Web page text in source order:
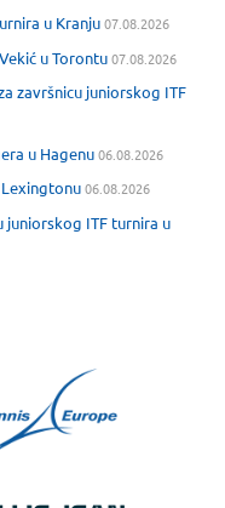
u Kranju07.08.2026
u Torontu07.08.2026
završnicu juniorskog ITF
u Hagenu06.08.2026
06.08.2026
juniorskog ITF turnira u